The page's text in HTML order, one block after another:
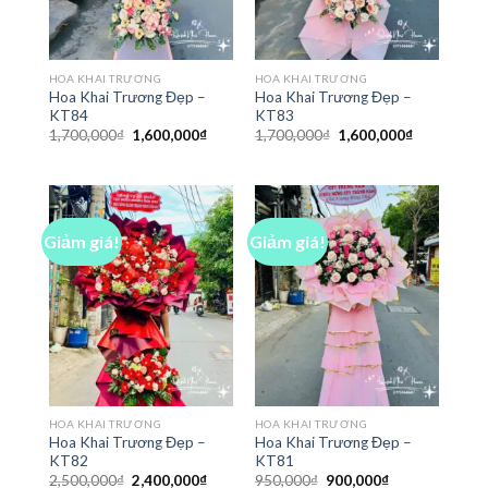
HOA KHAI TRƯƠNG
Hoa Khai Trương Đẹp –
KT84
1,700,000₫ Giá
gốc
1,600,000₫Giá
1,600,000₫.
HOA KHAI TRƯƠNG
Hoa Khai Trương Đẹp –
KT83
1,700,000₫ Giá
gốc
1,600,000₫Giá
Giảm giá!
HOA KHAI TRƯƠNG
Hoa Khai Trương Đẹp –
KT82
2,500,000₫ Giá
2,400,000₫Giá
Giảm giá!
HOA KHAI TRƯƠNG
Hoa Khai Trương Đẹp –
KT81
950,000₫ Giá
900,000₫Giá